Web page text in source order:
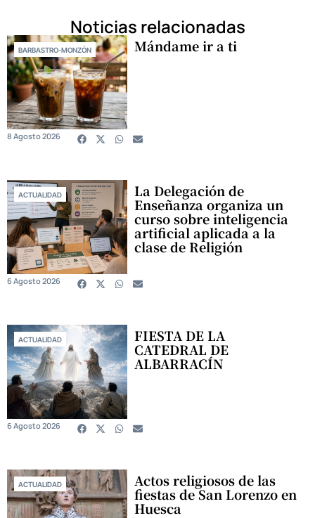
Noticias relacionadas
BARBASTRO-MONZÓN Mándame ir a ti
8 Agosto 2026
ACTUALIDAD La Delegación de
Enseñanza organiza un
curso sobre inteligencia
artificial aplicada a la
clase de Religión
6 Agosto 2026
ACTUALIDAD FIESTA DE LA
CATEDRAL DE
ALBARRACÍN
6 Agosto 2026
ACTUALIDAD Actos religiosos de las
fiestas de San Lorenzo en
Huesca